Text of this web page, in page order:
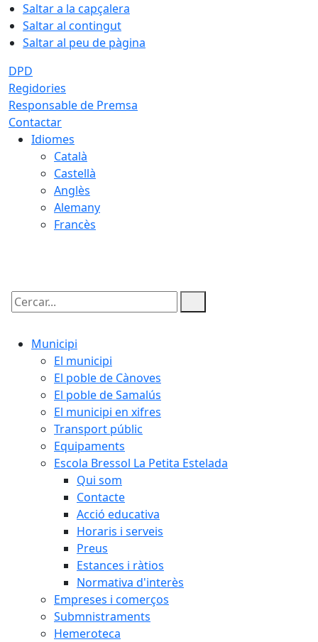
Saltar a la capçalera
Saltar al contingut
Saltar al peu de pàgina
DPD
Regidories
Responsable de Premsa
Contactar
Idiomes
Català
Castellà
Anglès
Alemany
Francès
Cercar:
Municipi
El municipi
El poble de Cànoves
El poble de Samalús
El municipi en xifres
Transport públic
Equipaments
Escola Bressol La Petita Estelada
Qui som
Contacte
Acció educativa
Horaris i serveis
Preus
Estances i ràtios
Normativa d'interès
Empreses i comerços
Submnistraments
Hemeroteca